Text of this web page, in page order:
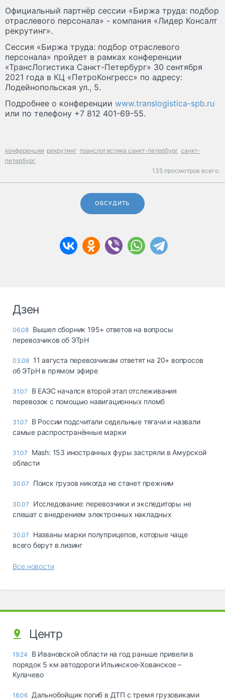
Официальный партнёр сессии «Биржа труда: подбор
отраслевого персонала» - компания «Лидер Консалт
рекрутинг».
Сессия «Биржа труда: подбор отраслевого
персонала» пройдет в рамках конференции
«ТрансЛогистика Санкт-Петербург» 30 сентября
2021 года в КЦ «ПетроКонгресс» по адресу:
Лодейнопольская ул., 5.
Подробнее о конференции www.translogistica-spb.ru
или по телефону +7 812 401-69-55.
конференции рекрутинг транслогистика санкт-петербург санкт-
петербург
135 просмотров всего.
ОБСУДИТЬ
Дзен
06.08 Вышел сборник 195+ ответов на вопросы
перевозчиков об ЭТрН
03.08 11 августа перевозчикам ответят на 20+ вопросов
об ЭТрН в прямом эфире
31.07
В ЕАЭС начался второй этап отслеживания
перевозок с помощью навигационных пломб
31.07
В России подсчитали седельные тягачи и назвали
самые распространённые марки
31.07
Mash: 153 иностранных фуры застряли в Амурской
области
30.07 Поиск грузов никогда не станет прежним
30.07
Исследование: перевозчики и экспедиторы не
спешат с внедрением электронных накладных
30.07
Названы марки полуприцепов, которые чаще
всего берут в лизинг
Все новости
Центр
19:24
В Ивановской области на год раньше привели в
порядок 5 км автодороги Ильинское-Хованское –
Кулачево
18:06 Дальнобойщик погиб в ДТП с тремя грузовиками